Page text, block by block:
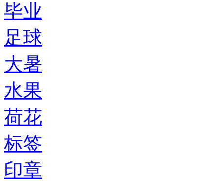
毕业
足球
大暑
水果
荷花
标签
印章